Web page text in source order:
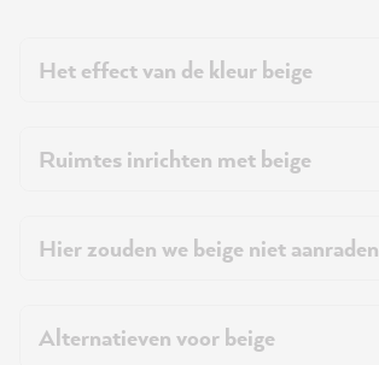
Het effect van de kleur beige
Ruimtes inrichten met beige
Hier zouden we beige niet aanraden
Alternatieven voor beige